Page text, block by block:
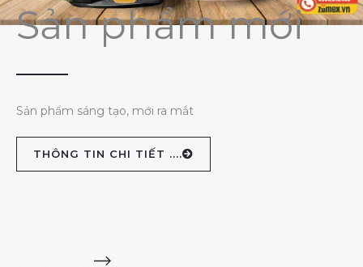
Sản phẩm mới
Sản phẩm sáng tạo, mới ra mắt
THÔNG TIN CHI TIẾT ....